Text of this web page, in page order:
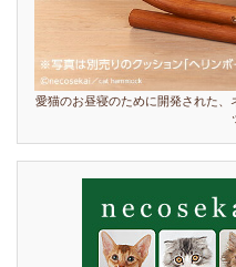
愛猫のお昼寝のために開発された